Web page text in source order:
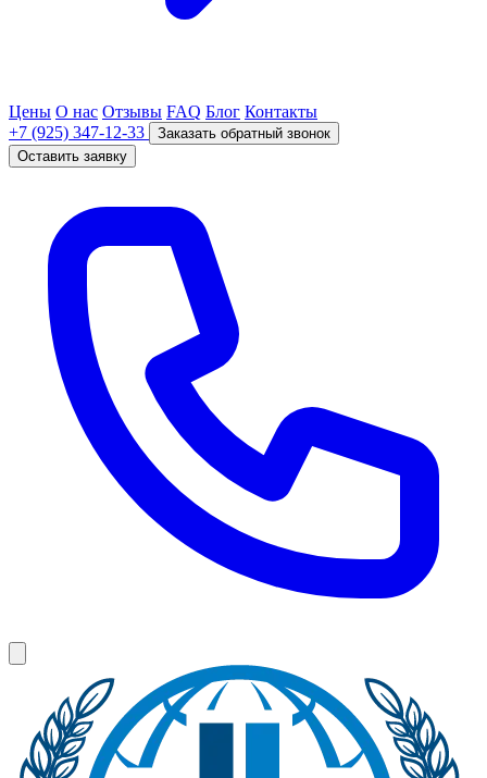
Цены О нас Отзывы FAQ Блог Контакты
+7 (925) 347-12-33
Заказать обратный звонок
Оставить заявку